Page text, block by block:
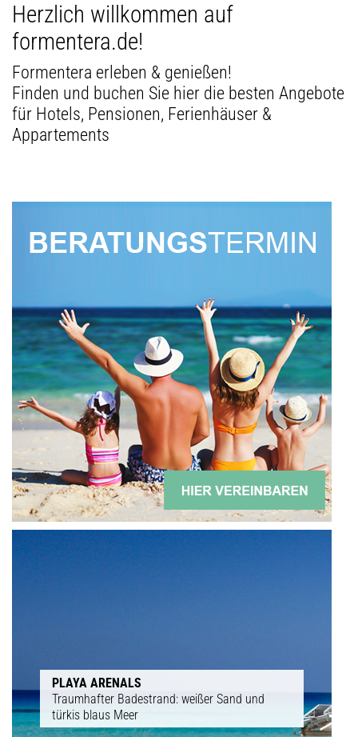
Herzlich willkommen auf
formentera.de!
Formentera erleben & genießen!
Finden und buchen Sie hier die besten Angebote
für Hotels, Pensionen, Ferienhäuser &
Appartements
PLAYA ARENALS
Traumhafter Badestrand: weißer Sand und
türkis blaus Meer